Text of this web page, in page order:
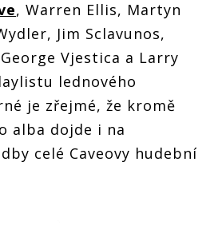
, Warren Ellis, Martyn
Jim Sclavunos,
Vjestica a Larry
lednového
je zřejmé, že kromě
alba dojde i na
celé Caveovy hudební